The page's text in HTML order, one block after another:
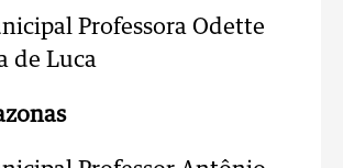
Professora Odette
de Luca